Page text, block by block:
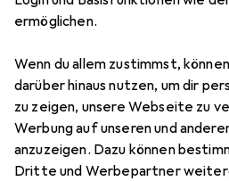
ermöglichen.
Wenn du allem zustimmst,
darüber hinaus nutzen, um dir
zu zeigen, unsere Webseite zu
Werbung auf unseren und
anzuzeigen. Dazu können
Dritte und Werbepartner
Puluz Green Screen
Hintergrund Kit
300 cm, 200 cm
Preis in EUR inkl. MwSt.
24
Bewertungen